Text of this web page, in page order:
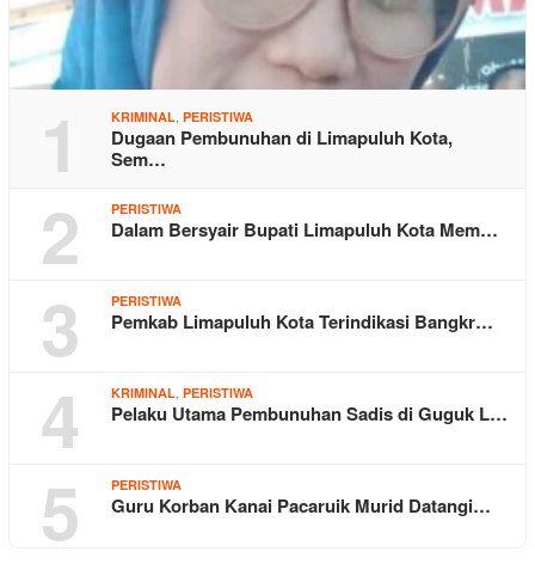
1 KRIMINAL PERISTIWA
Dugaan Pembunuhan di Limapuluh Kota,
Sem…
2 PERISTIWA
Dalam Bersyair Bupati Limapuluh Kota Mem…
3 PERISTIWA
Pemkab Limapuluh Kota Terindikasi Bangkr…
4 KRIMINAL PERISTIWA
Pelaku Utama Pembunuhan Sadis di Guguk L…
5 PERISTIWA
Guru Korban Kanai Pacaruik Murid Datangi…